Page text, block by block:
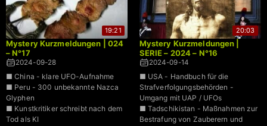
19:21
Mystery Kurzmeldungen | 024
– N°17
2024-09-28
■ China - klare UFO-Aufnahme
■ Peru - 300 unbekannte Nazca
Glyphen
■ Kunstkritiker schreibt nach dem
Tod als KI
20:03
Mystery Kurzmeldungen |
SERIE – 2024 – N°16
2024-09-14
■ USA - Handbuch für die
Strafverfolgungsbehörden -
Umgang mit UAP / UFOs
■ Tadschikistan - Maßnahmen zur
Bestrafung von Zauberern und